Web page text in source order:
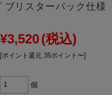
ブリスターパック仕様
¥3,520(税込)
[ポイント還元 35ポイント〜]
個